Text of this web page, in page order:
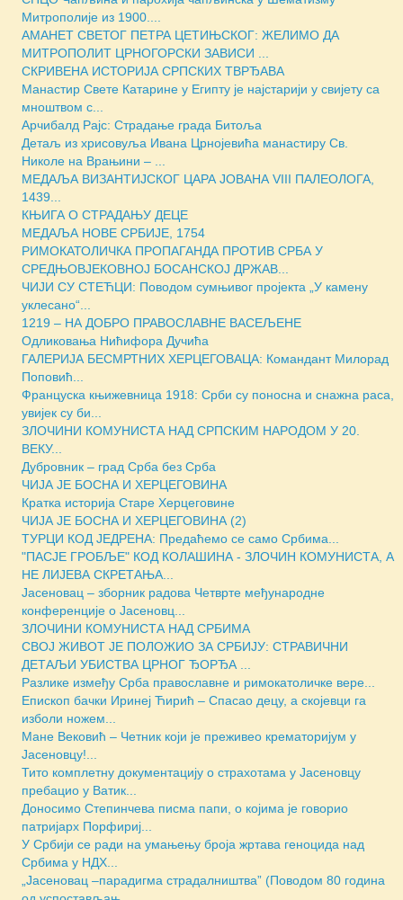
Митрополије из 1900....
АМАНЕТ СВЕТОГ ПЕТРА ЦЕТИЊСКОГ: ЖЕЛИМО ДА
МИТРОПОЛИТ ЦРНОГОРСКИ ЗАВИСИ ...
СКРИВЕНА ИСТОРИЈА СРПСКИХ ТВРЂАВА
Манастир Свете Катарине у Египту је најстарији у свијету са
мноштвом с...
Арчибалд Рајс: Страдање града Битоља
Детаљ из хрисовуља Ивана Црнојевића манастиру Св.
Николе на Врањини – ...
МЕДАЉА ВИЗАНТИЈСКОГ ЦАРА ЈОВАНА VIII ПАЛЕОЛОГА,
1439...
КЊИГА О СТРАДАЊУ ДЕЦЕ
МЕДАЉА НОВЕ СРБИЈЕ, 1754
РИМОКАТОЛИЧКА ПРОПАГАНДА ПРОТИВ СРБА У
СРЕДЊОВЈЕКОВНОЈ БОСАНСКОЈ ДРЖАВ...
ЧИЈИ СУ СТЕЋЦИ: Поводом сумњивог пројекта „У камену
уклесано“...
1219 – НА ДОБРО ПРАВОСЛАВНЕ ВАСЕЉЕНЕ
Одликовања Нићифора Дучића
ГАЛЕРИЈА БЕСМРТНИХ ХЕРЦЕГОВАЦА: Командант Милорад
Поповић...
Француска књижевница 1918: Срби су поносна и снажна раса,
увијек су би...
ЗЛОЧИНИ КОМУНИСТА НАД СРПСКИМ НАРОДОМ У 20.
ВЕКУ...
Дубровник – град Срба без Срба
ЧИЈА ЈЕ БОСНА И ХЕРЦЕГОВИНА
Кратка историја Старе Херцеговине
ЧИЈА ЈЕ БОСНА И ХЕРЦЕГОВИНА (2)
ТУРЦИ КОД ЈЕДРЕНА: Предаћемо се само Србима...
"ПАСЈЕ ГРОБЉЕ" КОД КОЛАШИНА - ЗЛОЧИН КОМУНИСТА, А
НЕ ЛИЈЕВА СКРЕТАЊА...
Јасеновац – зборник радова Четврте међународне
конференције о Јасеновц...
ЗЛОЧИНИ КОМУНИСТА НАД СРБИМА
СВОЈ ЖИВОТ ЈЕ ПОЛОЖИО ЗА СРБИЈУ: СТРАВИЧНИ
ДЕТАЉИ УБИСТВА ЦРНОГ ЂОРЂА ...
Разлике између Срба православне и римокатоличке вере...
Епископ бачки Иринеј Ћирић – Спасао децу, а скојевци га
изболи ножем...
Мане Вековић – Четник који је преживео крематоријум у
Јасеновцу!...
Тито комплетну документацију о страхотама у Јасеновцу
пребацио у Ватик...
Доносимо Степинчева писма папи, о којима је говорио
патријарх Порфириј...
У Србији се ради на умањењу броја жртава геноцида над
Србима у НДХ...
„Јасеновац ‒парадигма страдалништва” (Поводом 80 година